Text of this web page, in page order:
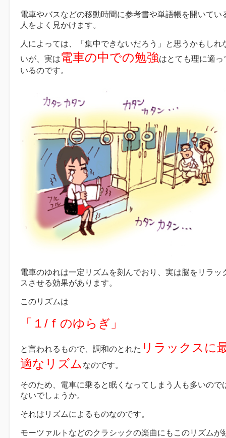
電車やバスなどの移動時間に参考書や単語帳を開いてい
人をよく見かけます。
人によっては、「集中できないだろう」と思うかもしれ
いが、実は電車の中での勉強はとても理に適っ
いるのです。
電車のゆれは一定リズムを刻んでおり、実は脳をリラッ
スさせる効果があります。
このリズムは
「１/ｆのゆらぎ」
と言われるもので、調和のとれた リラックスに
適なリズム なのです。
そのため、電車に乗ると眠くなってしまう人も多いので
ないでしょうか。
それはリズムによるものなのです。
モーツァルトなどのクラシックの楽曲にもこのリズムが